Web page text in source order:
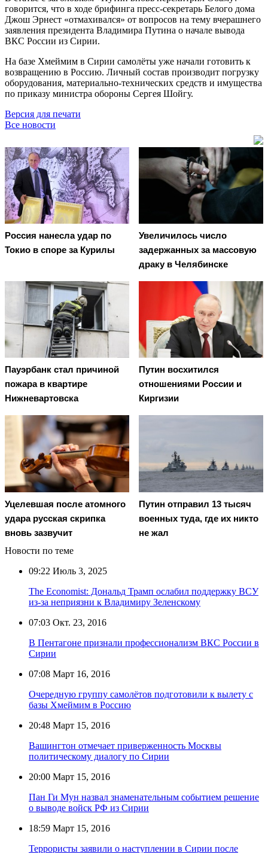
говорится, что в ходе брифинга пресс-секретарь Белого дома
Джош Эрнест «отмахивался» от вопросов на тему вчерашнего
заявления президента Владимира Путина о начале вывода
ВКС России из Сирии.
На базе Хмеймим в Сирии самолёты уже начали готовить к
возвращению в Россию. Личный состав производит погрузку
оборудования, материально-технических средств и имущества
по приказу министра обороны Сергея Шойгу.
Версия для печати
Все новости
Россия нанесла удар по
Токио в споре за Курилы
Увеличилось число
задержанных за массовую
драку в Челябинске
Пауэрбанк стал причиной
пожара в квартире
Нижневартовска
Путин восхитился
отношениями России и
Киргизии
Уцелевшая после атомного
удара русская скрипка
вновь зазвучит
Путин отправил 13 тысяч
военных туда, где их никто
не жал
Новости по теме
09:22 Июль 3, 2025
The Economist: Дональд Трамп ослабил поддержку ВСУ
из-за неприязни к Владимиру Зеленскому
07:03 Окт. 23, 2016
В Пентагоне признали профессионализм ВКС России в
Сирии
07:08 Март 16, 2016
Очередную группу самолётов подготовили к вылету с
базы Хмеймим в Россию
20:48 Март 15, 2016
Вашингтон отмечает приверженность Москвы
политическому диалогу по Сирии
20:00 Март 15, 2016
Пан Ги Мун назвал знаменательным событием решение
о выводе войск РФ из Сирии
18:59 Март 15, 2016
Террористы заявили о наступлении в Сирии после